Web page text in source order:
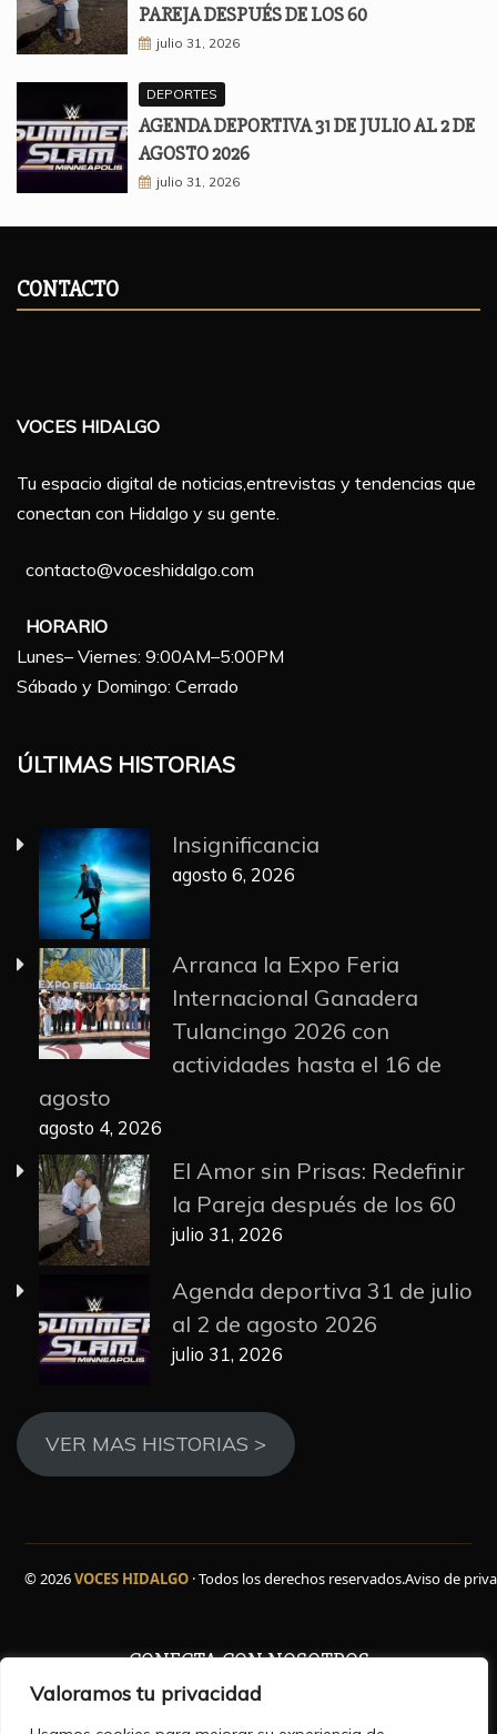
Valoramos tu privacidad
PAREJA DESPUÉS DE LOS 60
julio 31, 2026
DEPORTES
AGENDA DEPORTIVA 31 DE JULIO AL 2 DE
AGOSTO 2026
julio 31, 2026
CONTACTO
VOCES HIDALGO
Tu espacio digital de noticias,entrevistas y tendencias que
conectan con Hidalgo y su gente.
contacto@voceshidalgo.com
HORARIO
Lunes– Viernes: 9:00AM–5:00PM
Sábado y Domingo: Cerrado
ÚLTIMAS HISTORIAS
Insignificancia
agosto 6, 2026
Arranca la Expo Feria
Internacional Ganadera
Tulancingo 2026 con
actividades hasta el 16 de
agosto
agosto 4, 2026
El Amor sin Prisas: Redefinir
la Pareja después de los 60
julio 31, 2026
Agenda deportiva 31 de julio
al 2 de agosto 2026
julio 31, 2026
VER MAS HISTORIAS >
© 2026VOCES HIDALGO · Todos los derechos reservados.Aviso de
CONECTA CON NOSOTROS